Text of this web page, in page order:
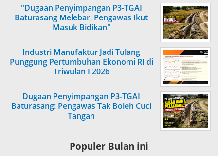
"Dugaan Penyimpangan P3-TGAI
Baturasang Melebar, Pengawas Ikut
Masuk Bidikan"
Industri Manufaktur Jadi Tulang
Punggung Pertumbuhan Ekonomi RI di
Triwulan I 2026
Dugaan Penyimpangan P3-TGAI
Baturasang: Pengawas Tak Boleh Cuci
Tangan
Populer Bulan ini